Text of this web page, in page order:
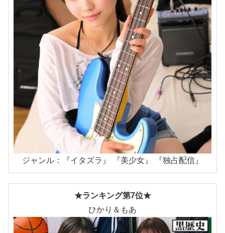
ジャンル：『イタズラ』 『美少女』 『独占配信』
★ランキング第7位★
ひかり＆もあ